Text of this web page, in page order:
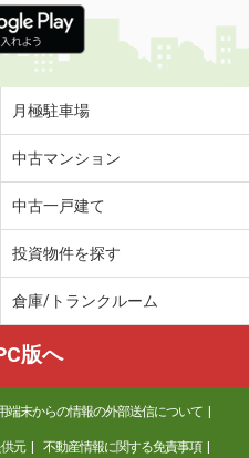
月極駐車場
中古マンション
中古一戸建て
投資物件を探す
倉庫/トランクルーム
版へ
端末からの情報の外部送信について
元 不動産情報に関する免責事項